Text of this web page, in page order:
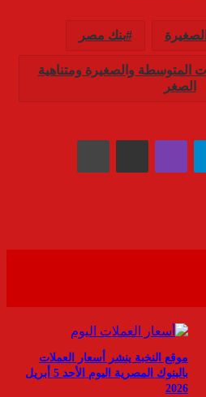
بنك مصر
المتوسطة والصغيرة ومتناهية
الصغر
ڤايبر مشاركة عبر البريد طباعة
موقع النخبة ينشر أسعار العملات
بالبنوك المصرية اليوم الأحد 5 أبريل
2026